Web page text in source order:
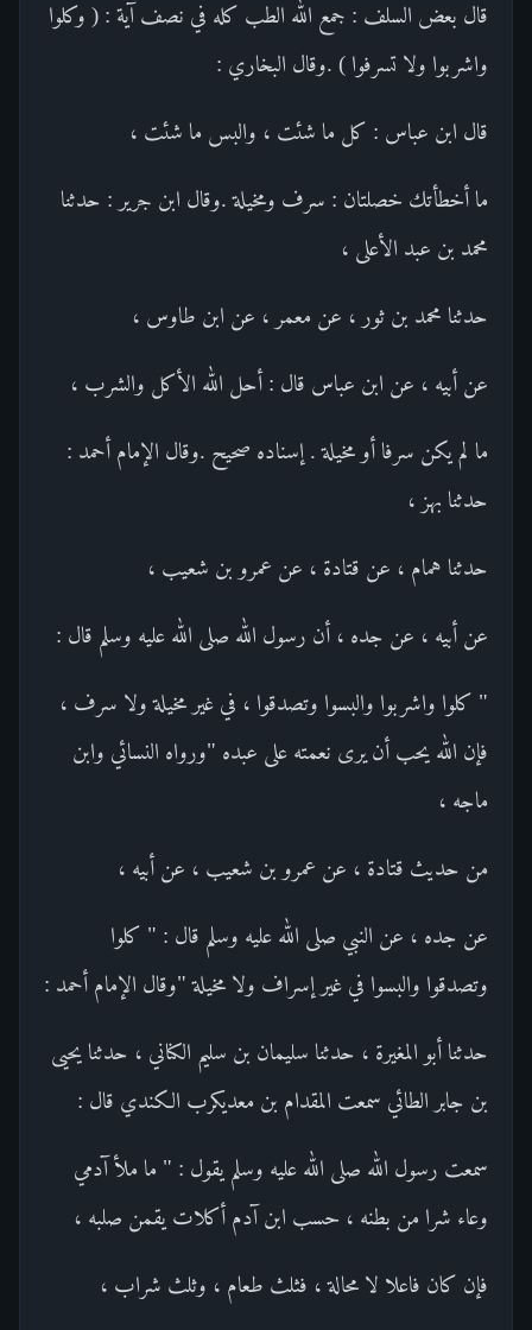
قال بعض السلف : جمع الله الطب كله في نصف آية : ( وكلوا
واشربوا ولا تسرفوا ) .وقال البخاري :
قال ابن عباس : كل ما شئت ، والبس ما شئت ،
ما أخطأتك خصلتان : سرف ومخيلة .وقال ابن جرير : حدثنا
محمد بن عبد الأعلى ،
حدثنا محمد بن ثور ، عن معمر ، عن ابن طاوس ،
عن أبيه ، عن ابن عباس قال : أحل الله الأكل والشرب ،
ما لم يكن سرفا أو مخيلة . إسناده صحيح .وقال الإمام أحمد :
حدثنا بهز ،
حدثنا همام ، عن قتادة ، عن عمرو بن شعيب ،
عن أبيه ، عن جده ، أن رسول الله صلى الله عليه وسلم قال :
" كلوا واشربوا والبسوا وتصدقوا ، في غير مخيلة ولا سرف ،
فإن الله يحب أن يرى نعمته على عبده "ورواه النسائي وابن
ماجه ،
من حديث قتادة ، عن عمرو بن شعيب ، عن أبيه ،
عن جده ، عن النبي صلى الله عليه وسلم قال : " كلوا
وتصدقوا والبسوا في غير إسراف ولا مخيلة "وقال الإمام أحمد :
حدثنا أبو المغيرة ، حدثنا سليمان بن سليم الكناني ، حدثنا يحيى
بن جابر الطائي سمعت المقدام بن معديكرب الكندي قال :
سمعت رسول الله صلى الله عليه وسلم يقول : " ما ملأ آدمي
وعاء شرا من بطنه ، حسب ابن آدم أكلات يقمن صلبه ،
فإن كان فاعلا لا محالة ، فثلث طعام ، وثلث شراب ،